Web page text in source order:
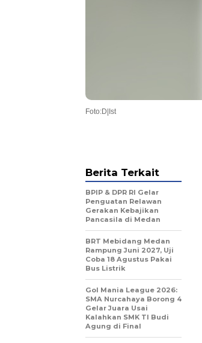
Foto:D|Ist
Berita Terkait
BPIP & DPR RI Gelar
Penguatan Relawan
Gerakan Kebajikan
Pancasila di Medan
BRT Mebidang Medan
Rampung Juni 2027, Uji
Coba 18 Agustus Pakai
Bus Listrik
Gol Mania League 2026:
SMA Nurcahaya Borong 4
Gelar Juara Usai
Kalahkan SMK TI Budi
Agung di Final